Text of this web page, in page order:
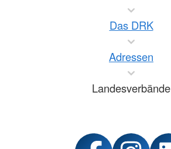
Das DRK
Adressen
Landesverbände